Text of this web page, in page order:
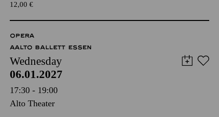
12,00 €
OPERA
AALTO BALLETT ESSEN
Wednesday
06.01.2027
17:30 - 19:00
Alto Theater